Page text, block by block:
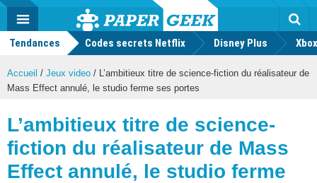
Actu
geek
MENU
Tendances Codes secrets Netflix Disney Plus
Accueil / Jeux video / L’ambitieux titre de science-fiction du réalisateur de
Mass Effect annulé, le studio ferme ses portes
L’ambitieux titre de science-
fiction du réalisateur de Mass
Effect annulé, le studio ferme
Mode
FacebookTwitter Youtube